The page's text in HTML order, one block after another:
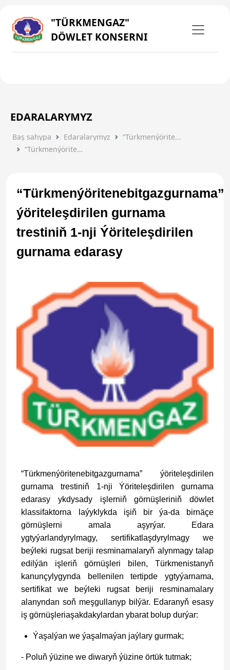
"TÜRKMENGAZ"
DÖWLET KONSERNI
EDARALARYMYZ
Baş sahypa Edaralarymyz
“Türkmenýöritenebitgazgurnama” Ýöriteleşdirilen Gurnama Tresti
“Türkmenýöritenebitgazgurnama” ýöriteleşdirilen gurnama trestiniň 1-nji Ýöriteleşdirilen gurnama edarasy
“Türkmenýöritenebitgazgurnama”
ýöriteleşdirilen gurnama
trestiniň 1-nji Ýöriteleşdirilen
gurnama edarasy
“Türkmenýöritenebitgazgurnama” ýöriteleşdirilen
gurnama trestiniň 1-nji Ýöriteleşdirilen gurnama
edarasy ykdysady işlerniň görnüşleriniň döwlet
klassifaktorna laýyklykda işiň bir ýa-da birnäçe
görnüşlerni amala aşyrýar. Edara
ygtyýarlandyrylmagy, sertifikatlaşdyrylmagy we
beýleki rugsat beriji resminamalaryň alynmagy talap
edilýän işleriň görnüşleri bilen, Türkmenistanyň
kanunçylygynda bellenilen tertipde ygtyýarnama,
sertifikat we beýleki rugsat beriji resminamalary
alanyndan soň meşgullanyp bilýär. Edaranyň esasy
iş görnüşleriaşakdakylardan ybarat bolup durýar:
Ýaşalýan we ýaşalmaýan jaýlary gurmak;
- Poluň ýüzine we diwaryň ýüzine örtük tutmak;